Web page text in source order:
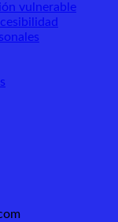
vulnerable